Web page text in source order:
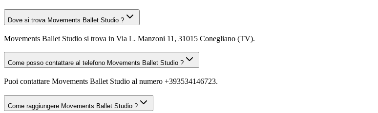
Dove si trova Movements Ballet Studio ?
Movements Ballet Studio si trova in Via L. Manzoni 11, 31015 Conegliano (TV).
Come posso contattare al telefono Movements Ballet Studio ?
Puoi contattare Movements Ballet Studio al numero +393534146723.
Come raggiungere Movements Ballet Studio ?